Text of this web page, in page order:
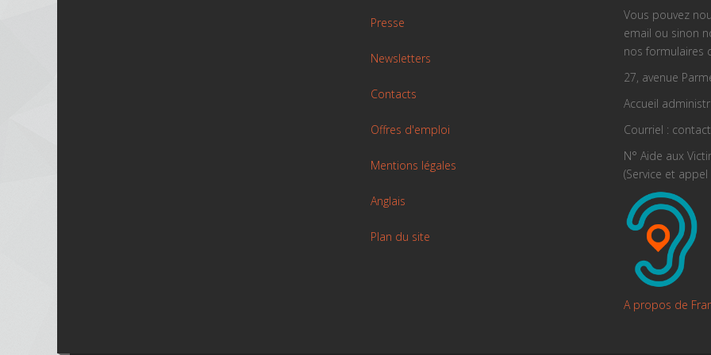
Presse
Newsletters
Contacts
Offres d'emploi
Mentions légales
Anglais
Plan du site
Vous pouvez
email ou sinon
nos formulaires
27, avenue
Accueil
Courriel :
N° Aide aux
(Service et
A propos de